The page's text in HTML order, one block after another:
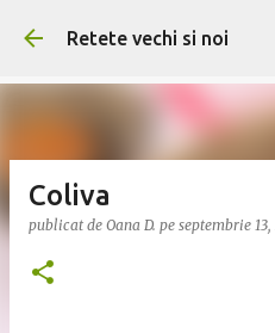
Treceți la
Retete vechi si noi
Coliva
publicat de Oana D. pe septembrie